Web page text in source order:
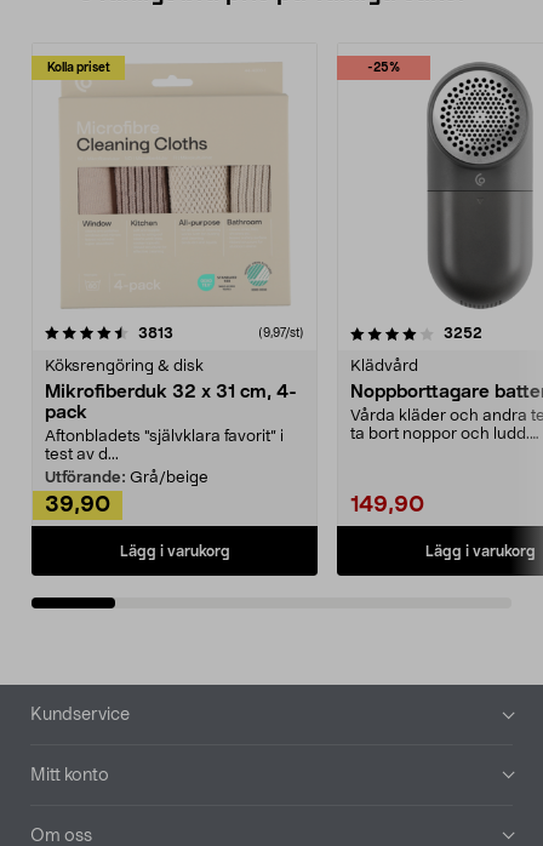
Kolla priset
3813 (9,97/st)
Köksrengöring & disk
Mikrofiberduk 32 x 31 cm, 4-
pack
Aftonbladets "självklara favorit” i
test av d...
Utförande: Grå/beige
39,90
Lägg i varukorg
-25%
4.0av 5 stjärnor 3252
Klädvård
Noppborttagare
Vårda kläder och andra
ta bort noppor och ludd.
149,90
Lägg i varukorg
4.5av 5 stjärnor
Sidfot
Kundservice
Mitt konto
Om oss